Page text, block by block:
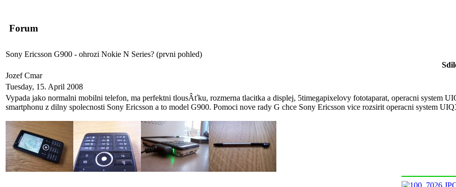
Forum
Sony Ericsson G900 - ohrozi Nokie N Series? (prvni pohled)
Jozef Cmar
Tuesday, 15. April 2008
Vypada jako normalni mobilni telefon, ma perfektni tlousÂťku, rozmerna tlacitka a displej, 5timegapixelovy fototaparat, operacni system
smartphonu z dilny spolecnosti Sony Ericsson a to model G900. Pomoci nove rady G chce Sony Ericsson vice rozsirit operacni system